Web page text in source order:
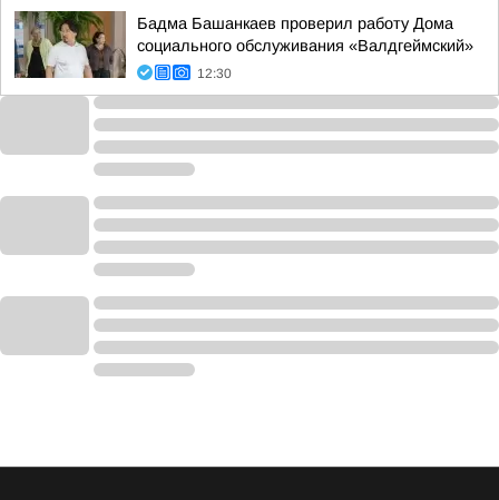
Бадма Башанкаев проверил работу Дома
социального обслуживания «Валдгеймский»
12:30